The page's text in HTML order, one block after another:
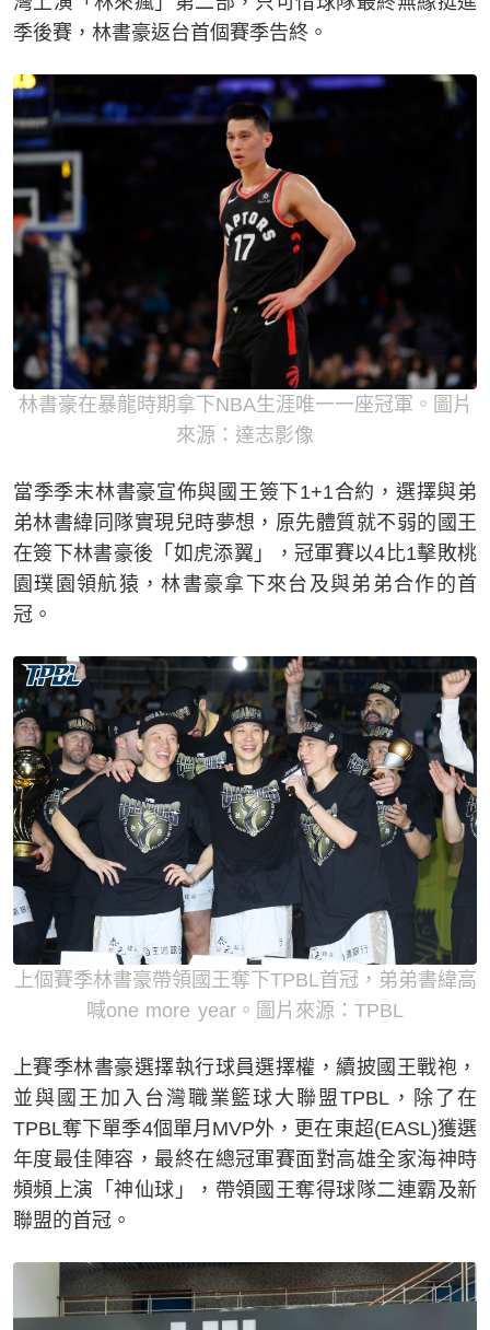
季後賽，林書豪返台首個賽季告終。
林書豪在暴龍時期拿下NBA生涯唯一一座冠軍。圖片
來源：達志影像
當季季末林書豪宣佈與國王簽下1+1合約，選擇與弟
弟林書緯同隊實現兒時夢想，原先體質就不弱的國王
在簽下林書豪後「如虎添翼」，冠軍賽以4比1擊敗桃
園璞園領航猿，林書豪拿下來台及與弟弟合作的首
冠。
上個賽季林書豪帶領國王奪下TPBL首冠，弟弟書緯高
喊one more year。圖片來源：TPBL
上賽季林書豪選擇執行球員選擇權，續披國王戰袍，
並與國王加入台灣職業籃球大聯盟TPBL，除了在
TPBL奪下單季4個單月MVP外，更在東超(EASL)獲選
年度最佳陣容，最終在總冠軍賽面對高雄全家海神時
頻頻上演「神仙球」，帶領國王奪得球隊二連霸及新
聯盟的首冠。